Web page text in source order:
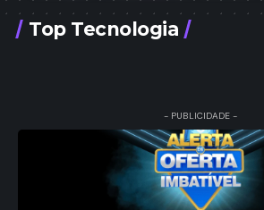
Top Tecnologia
- PUBLICIDADE -